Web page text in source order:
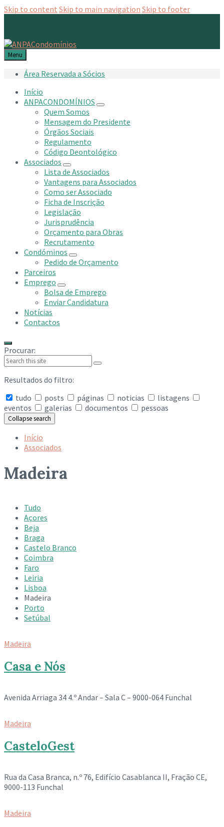
Skip to content Skip to main navigation Skip to footer
Menu
Área Reservada a Sócios
Início
ANPACONDOMÍNIOS
Quem Somos
Mensagem do Presidente
Órgãos Sociais
Regulamento
Código Deontológico
Associados
Lista de Associados
Vantagens para Associados
Como ser Associado
Ficha de Inscrição
Legislação
Jurisprudência
Orçamento para Obras
Recrutamento
Condóminos
Pedido de Orçamento
Parceiros
Emprego
Bolsa de Emprego
Enviar Candidatura
Notícias
Contactos
Procurar:
Resultados do filtro:
tudo
posts páginas noticias
listagens
eventos
galerias documentos pessoas
Collapse search
Início
Associados
Madeira
Tudo
Açores
Beja
Braga
Castelo Branco
Coimbra
Faro
Leiria
Lisboa
Madeira
Porto
Setúbal
Madeira
Casa e Nós
Avenida Arriaga 34 4.º Andar – Sala C – 9000-064 Funchal
Madeira
CasteloGest
Rua da Casa Branca, n.º 76, Edifício Casablanca II, Fração CE,
9000-113 Funchal
Madeira